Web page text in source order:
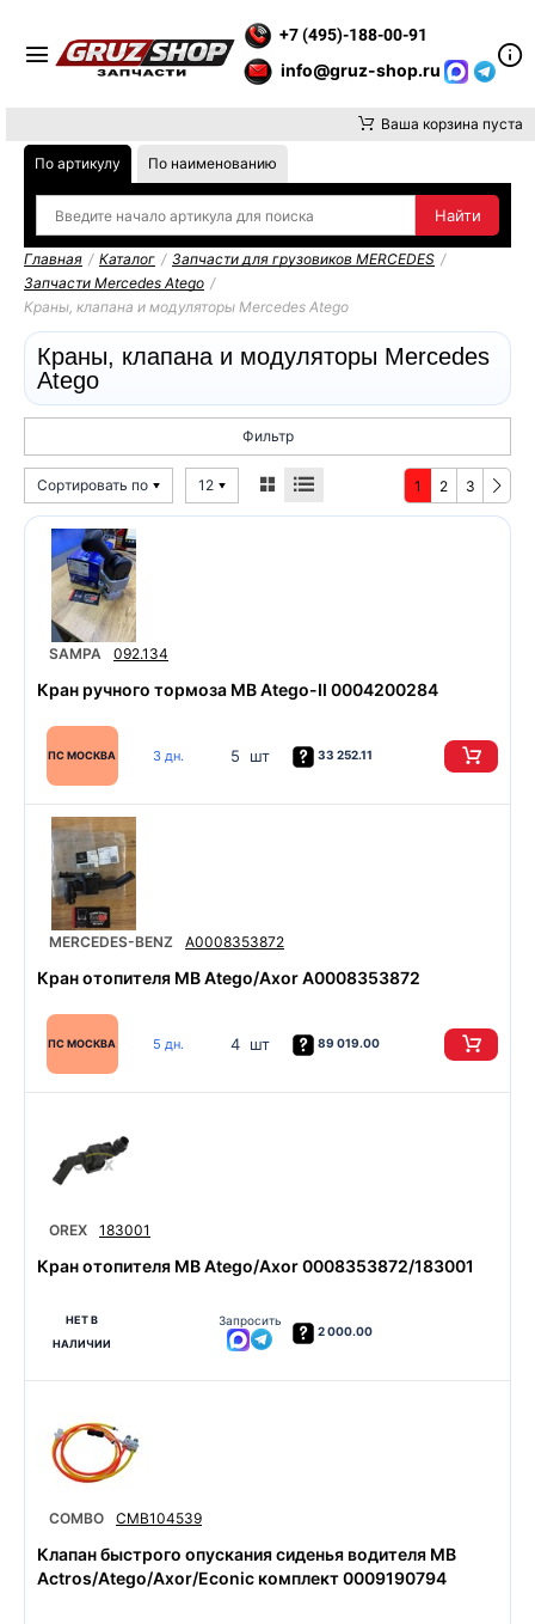
+7 (495)-188-00-91
info@gruz-shop.ru
Ваша корзина пуста
По артикулу По наименованию
Главная / Каталог / Запчасти для грузовиков MERCEDES /
Запчасти Mercedes Atego /
Краны, клапана и модуляторы Mercedes Atego
Краны, клапана и модуляторы Mercedes
Atego
Фильтр
Сортировать по 12 1 2 3
SAMPA 092.134
Кран ручного тормоза MB Atego-II 0004200284
ПС МОСКВА 3 дн. 5 шт 33 252.11
MERCEDES-BENZ A0008353872
Кран отопителя MB Atego/Axor A0008353872
ПС МОСКВА 5 дн. 4 шт 89 019.00
OREX 183001
Кран отопителя MB Atego/Axor 0008353872/183001
НЕТ В
НАЛИЧИИ
Запросить
2 000.00
COMBO CMB104539
Клапан быстрого опускания сиденья водителя MB
Actros/Atego/Axor/Econic комплект 0009190794